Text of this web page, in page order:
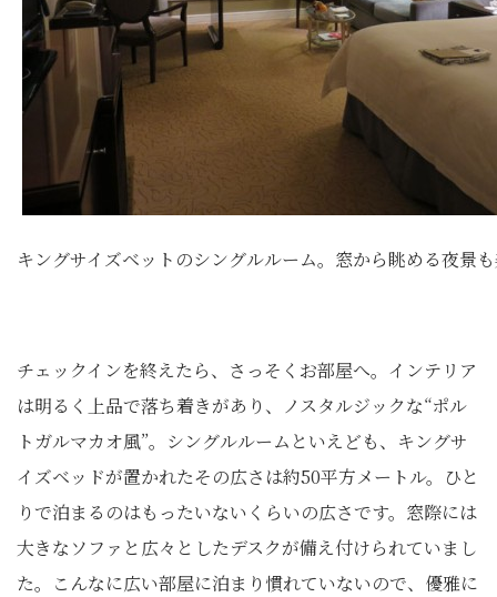
キングサイズベットのシングルルーム。窓から眺める夜景
チェックインを終えたら、さっそくお部屋へ。インテリア
は明るく上品で落ち着きがあり、ノスタルジックな“ポル
トガルマカオ風”。シングルルームといえども、キングサ
イズベッドが置かれたその広さは約50平方メートル。ひと
りで泊まるのはもったいないくらいの広さです。窓際には
大きなソファと広々としたデスクが備え付けられていまし
た。こんなに広い部屋に泊まり慣れていないので、優雅に